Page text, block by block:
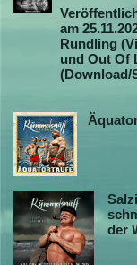
am
Rundling
und Out Of
(Download/
der